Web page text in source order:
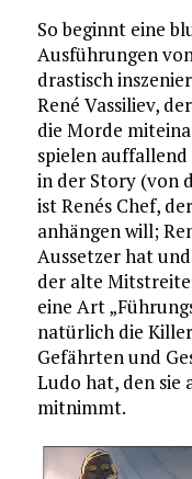
So beginnt eine
Ausführungen
drastisch
René Vassiliev,
die Morde
spielen
in der Story (von
ist Renés Chef,
anhängen will;
Aussetzer hat
der alte
eine Art
natürlich die
Gefährten und
Ludo hat, den sie
mitnimmt.